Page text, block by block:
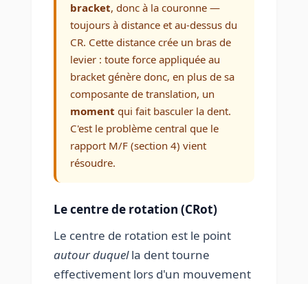
bracket, donc à la couronne —
toujours à distance et au-dessus du
CR. Cette distance crée un bras de
levier : toute force appliquée au
bracket génère donc, en plus de sa
composante de translation, un
moment qui fait basculer la dent.
C'est le problème central que le
rapport M/F (section 4) vient
résoudre.
Le centre de rotation (CRot)
Le centre de rotation est le point
autour duquella dent tourne
effectivement lors d'un mouvement